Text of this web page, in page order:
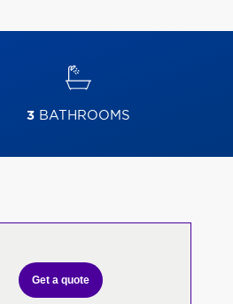
3BATHROOMS
Get a quote